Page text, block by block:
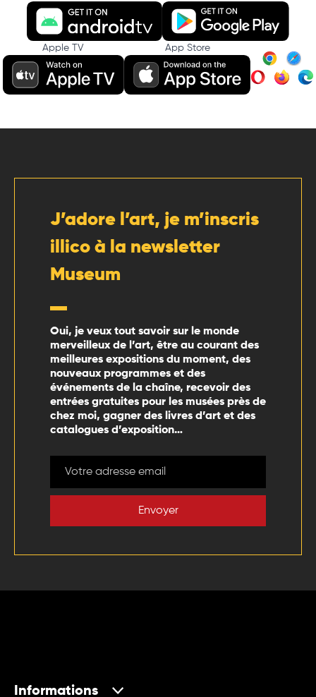
Apple TV App Store
J’adore l’art, je m’inscris
illico à la newsletter
Museum
Oui, je veux tout savoir sur le monde
merveilleux de l’art, être au courant des
meilleures expositions du moment, des
nouveaux programmes et des
événements de la chaîne, recevoir des
entrées gratuites pour les musées près de
chez moi, gagner des livres d’art et des
catalogues d’exposition…
Envoyer
Informations